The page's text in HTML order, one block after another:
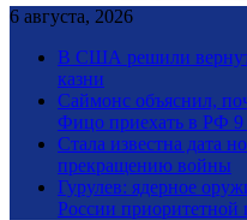
6 августа, 2026
В США решили
казни
Саймонс объяснил,
Фицо приехать в РФ 9
Стала известна дата
прекращению войны
Гурулев: ядерное
России приоритетной